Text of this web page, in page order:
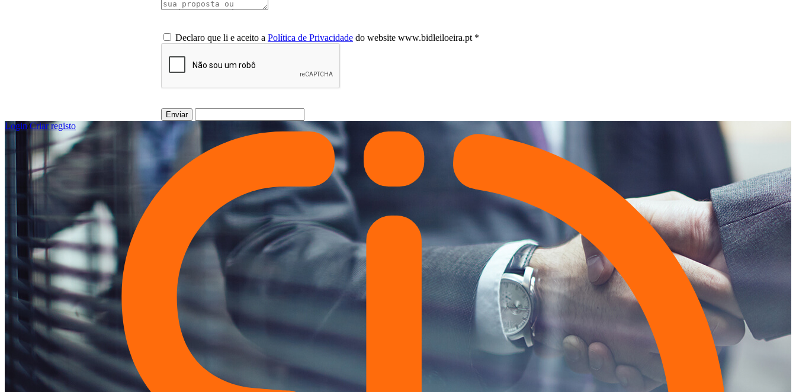
Declaro que li e aceito a Política de Privacidade do website www.bidleiloeira.pt *
Enviar
Login/Criar registo